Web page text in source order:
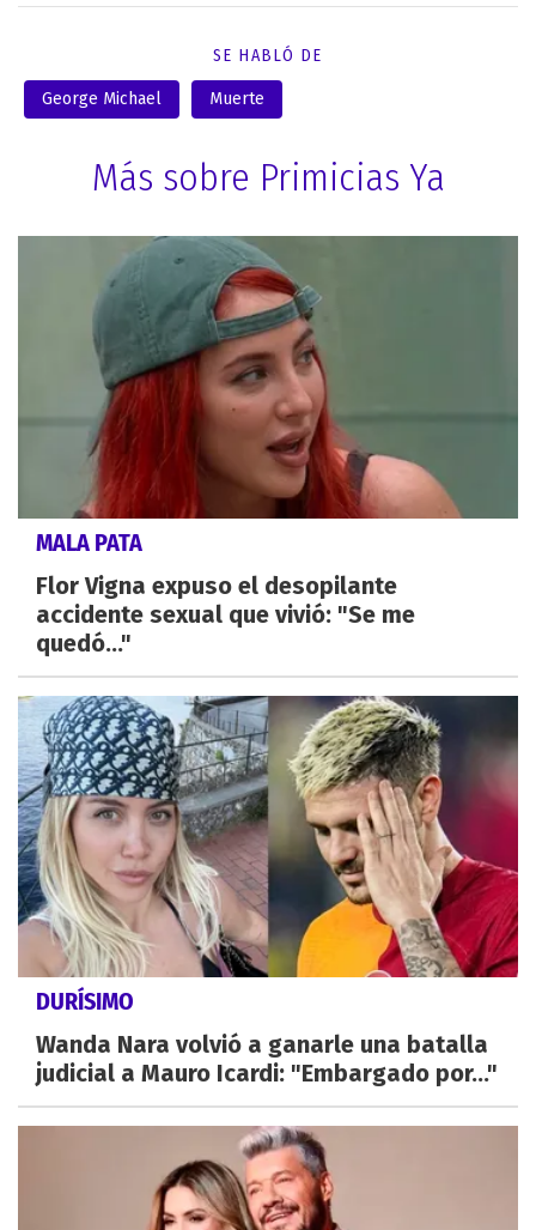
SE HABLÓ DE
George Michael Muerte
Más sobre Primicias Ya
MALA PATA
Flor Vigna expuso el desopilante
accidente sexual que vivió: "Se me
quedó..."
DURÍSIMO
Wanda Nara volvió a ganarle una batalla
judicial a Mauro Icardi: "Embargado por..."